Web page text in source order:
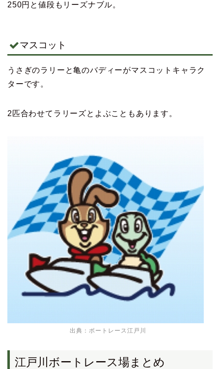
250円と値段もリーズナブル。
マスコット
うさぎのラリーと亀のバディーがマスコットキャラク
ターです。
2匹合わせてラリーズとよぶこともあります。
出典： ボートレース江戸川
江戸川ボートレース場まとめ